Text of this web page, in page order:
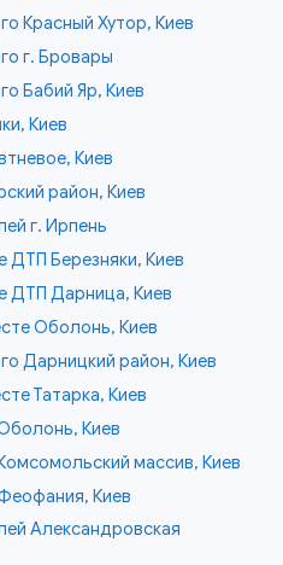
Красный Хутор, Киев
г. Бровары
Бабий Яр, Киев
Киев
Киев
район, Киев
г. Ирпень
ДТП Березняки, Киев
ДТП Дарница, Киев
Оболонь, Киев
Дарницкий район, Киев
Татарка, Киев
Киев
массив, Киев
Киев
Александровская